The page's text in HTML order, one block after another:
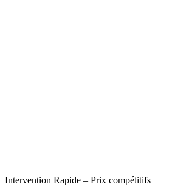
Intervention Rapide – Prix compétitifs